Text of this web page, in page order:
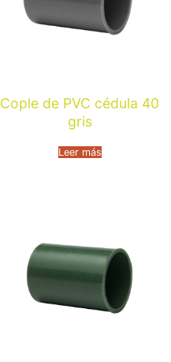
Cople de PVC cédula 40
gris
Leer más